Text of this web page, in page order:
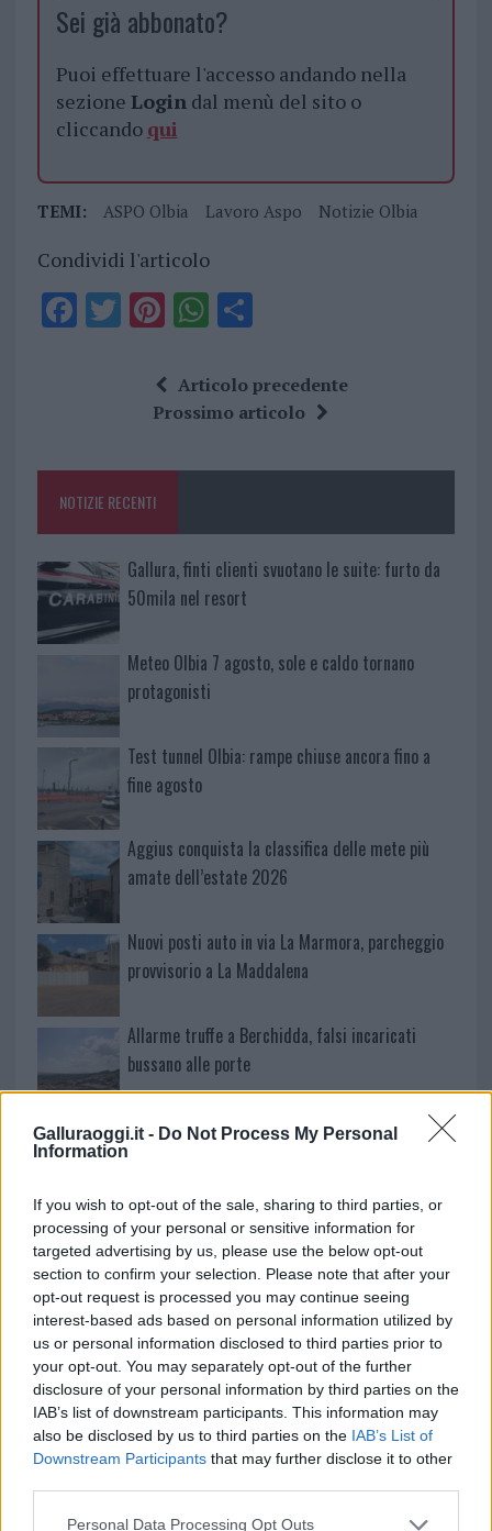
Galluraoggi.it - Do Not Process My Personal
Information
If you wish to opt-out of the sale, sharing to third parties, or
processing of your personal or sensitive information for
targeted advertising by us, please use the below opt-out
section to confirm your selection. Please note that after your
opt-out request is processed you may continue seeing
interest-based ads based on personal information utilized by
us or personal information disclosed to third parties prior to
your opt-out. You may separately opt-out of the further
disclosure of your personal information by third parties on the
IAB’s list of downstream participants. This information may
also be disclosed by us to third parties on the IAB’s List of
Downstream Participants that may further disclose it to other
Please note that this website/app uses one or more Google
Personal Data Processing Opt Outs
Sei già abbonato?
Puoi effettuare l'accesso andando nella
sezione Logindal menù del sito o
cliccando qui
TEMI: ASPO Olbia Lavoro Aspo Notizie Olbia
Condividi l'articolo
F
o
k
T Pi
te
re
W
at
s
p
S
a
re
Articolo precedente
Prossimo articolo
NOTIZIE RECENTI
Gallura, finti clienti svuotano le suite: furto da
50mila nel resort
Meteo Olbia 7 agosto, sole e caldo tornano
protagonisti
Test tunnel Olbia: rampe chiuse ancora fino a
fine agosto
Aggius conquista la classifica delle mete più
amate dell’estate 2026
Nuovi posti auto in via La Marmora, parcheggio
provvisorio a La Maddalena
Allarme truffe a Berchidda, falsi incaricati
bussano alle porte
Notre-Dame de Paris conquista Olbia, la prima
al Molo Brin è un successo
NECROLOGIE